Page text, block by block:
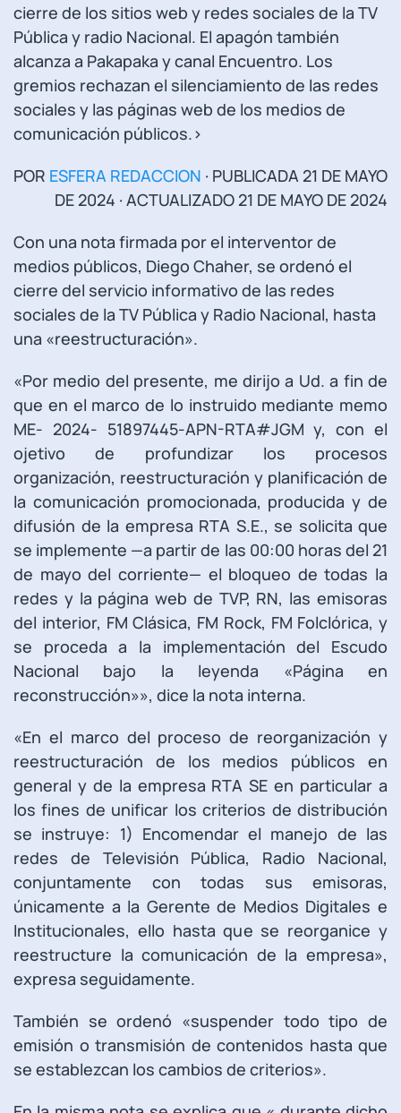
cierre de los sitios web y redes sociales de la TV
Pública y radio Nacional. El apagón también
alcanza a Pakapaka y canal Encuentro. Los
gremios rechazan el silenciamiento de las redes
sociales y las páginas web de los medios de
comunicación públicos.>
POR ESFERA REDACCION · PUBLICADA 21 DE MAYO
DE 2024 · ACTUALIZADO 21 DE MAYO DE 2024
Con una nota firmada por el interventor de
medios públicos, Diego Chaher, se ordenó el
cierre del servicio informativo de las redes
sociales de la TV Pública y Radio Nacional, hasta
una «reestructuración».
«Por medio del presente, me dirijo a Ud. a fin de
que en el marco de lo instruido mediante memo
ME- 2024- 51897445-APN-RTA#JGM y, con el
ojetivo de profundizar los procesos
organización, reestructuración y planificación de
la comunicación promocionada, producida y de
difusión de la empresa RTA S.E., se solicita que
se implemente —a partir de las 00:00 horas del 21
de mayo del corriente— el bloqueo de todas la
redes y la página web de TVP, RN, las emisoras
del interior, FM Clásica, FM Rock, FM Folclórica, y
se proceda a la implementación del Escudo
Nacional bajo la leyenda «Página en
reconstrucción»», dice la nota interna.
«En el marco del proceso de reorganización y
reestructuración de los medios públicos en
general y de la empresa RTA SE en particular a
los fines de unificar los criterios de distribución
se instruye: 1) Encomendar el manejo de las
redes de Televisión Pública, Radio Nacional,
conjuntamente con todas sus emisoras,
únicamente a la Gerente de Medios Digitales e
Institucionales, ello hasta que se reorganice y
reestructure la comunicación de la empresa»,
expresa seguidamente.
También se ordenó «suspender todo tipo de
emisión o transmisión de contenidos hasta que
se establezcan los cambios de criterios».